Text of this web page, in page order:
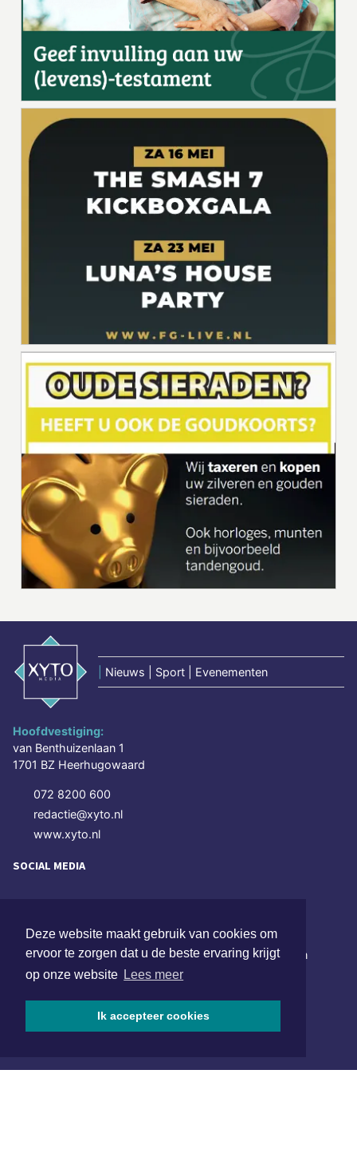
Deze website maakt gebruik van cookies om
ervoor te zorgen dat u de beste ervaring krijgt
op onze website Lees meer
Ik accepteer cookies
Nieuws | Sport | Evenementen
Hoofdvestiging:
van Benthuizenlaan 1
1701 BZ Heerhugowaard
072 8200 600
redactie@xyto.nl
www.xyto.nl
SOCIAL MEDIA
NIEUWSBRIEF AANMELDEN
Schrijf je in voor onze nieuwsbrief en krijg wekelijks een
samenvatting van alle gebeurtenissen uit jouw regio.